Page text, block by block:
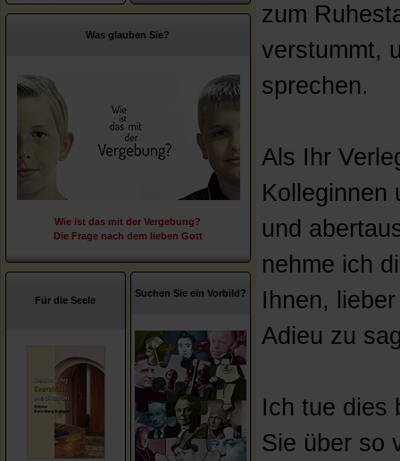
Was glauben Sie?
Wie ist das mit der Vergebung?
Die Frage nach dem lieben Gott
Für die Seele
Suchen Sie ein Vorbild?
zum
verstummt,
sprechen.
Als Ihr
Kolleginnen
und
nehme ich
Ihnen,
Adieu zu
Ich tue dies
Sie über so